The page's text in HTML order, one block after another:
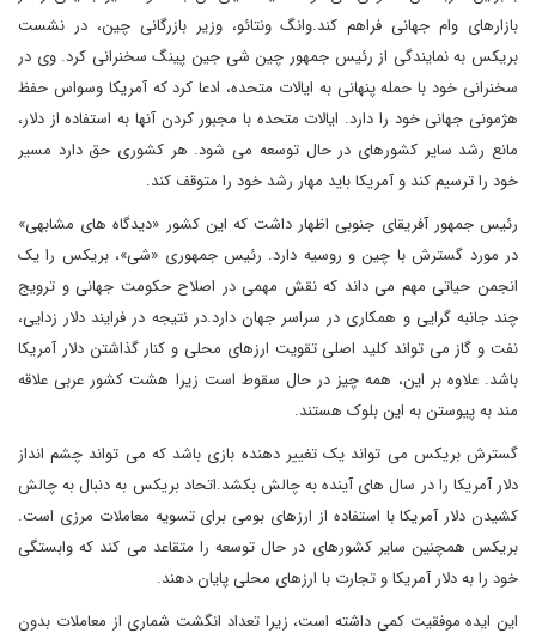
بازارهای وام جهانی فراهم کند.وانگ ونتائو، وزیر بازرگانی چین، در نشست
بریکس به نمایندگی از رئیس جمهور چین شی جین پینگ سخنرانی کرد. وی در
سخنرانی خود با حمله پنهانی به ایالات متحده، ادعا کرد که آمریکا وسواس حفظ
هژمونی جهانی خود را دارد. ایالات متحده با مجبور کردن آنها به استفاده از دلار،
مانع رشد سایر کشورهای در حال توسعه می شود. هر کشوری حق دارد مسیر
خود را ترسیم کند و آمریکا باید مهار رشد خود را متوقف کند.
رئیس جمهور آفریقای جنوبی اظهار داشت که این کشور «دیدگاه های مشابهی»
در مورد گسترش با چین و روسیه دارد. رئیس جمهوری «شی»، بریکس را یک
انجمن حیاتی مهم می داند که نقش مهمی در اصلاح حکومت جهانی و ترویج
چند جانبه گرایی و همکاری در سراسر جهان دارد.در نتیجه در فرایند دلار زدایی،
نفت و گاز می تواند کلید اصلی تقویت ارزهای محلی و کنار گذاشتن دلار آمریکا
باشد. علاوه بر این، همه چیز در حال سقوط است زیرا هشت کشور عربی علاقه
مند به پیوستن به این بلوک هستند.
گسترش بریکس می تواند یک تغییر دهنده بازی باشد که می تواند چشم انداز
دلار آمریکا را در سال های آینده به چالش بکشد.اتحاد بریکس به دنبال به چالش
کشیدن دلار آمریکا با استفاده از ارزهای بومی برای تسویه معاملات مرزی است.
بریکس همچنین سایر کشورهای در حال توسعه را متقاعد می کند که وابستگی
خود را به دلار آمریکا و تجارت با ارزهای محلی پایان دهند.
این ایده موفقیت کمی داشته است، زیرا تعداد انگشت شماری از معاملات بدون